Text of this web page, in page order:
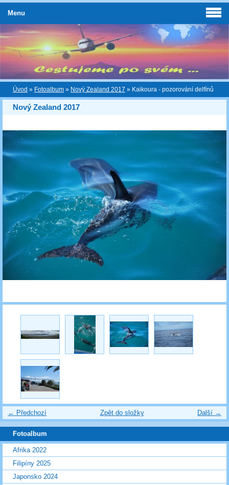
Úvod » Fotoalbum » Nový Zealand 2017 » Kaikoura - pozorování delfínů
Nový Zealand 2017
← Předchozí Další →
Zpět do složky
Menu
Fotoalbum
Afrika 2022
Filipíny 2025
Japonsko 2024